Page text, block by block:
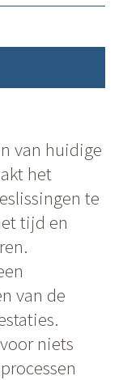
van huidige
het
te
tijd en
van de
niets